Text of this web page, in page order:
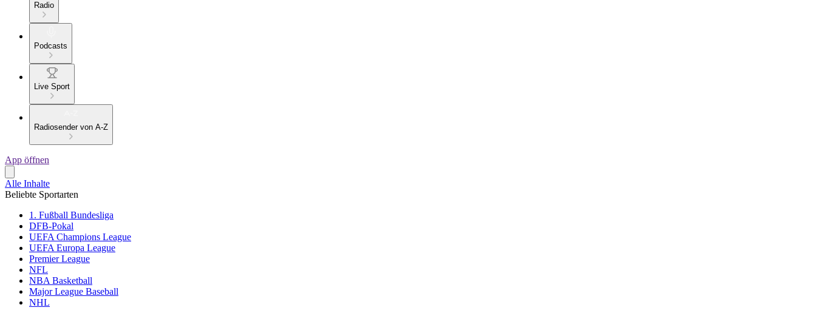
Radio
Podcasts
Live Sport
Radiosender von A-Z
App öffnen
Alle Inhalte
Beliebte Sportarten
1. Fußball Bundesliga
DFB-Pokal
UEFA Champions League
UEFA Europa League
Premier League
NFL
NBA Basketball
Major League Baseball
NHL